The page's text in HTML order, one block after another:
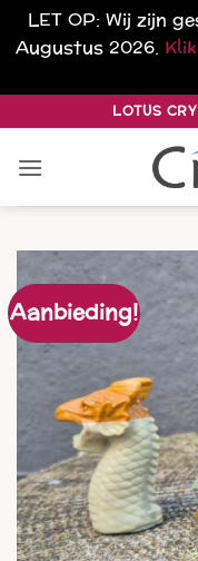
LET OP: Wij zijn
Augustus 2026.
naar
inhoud
LOTUS
Aanbieding!